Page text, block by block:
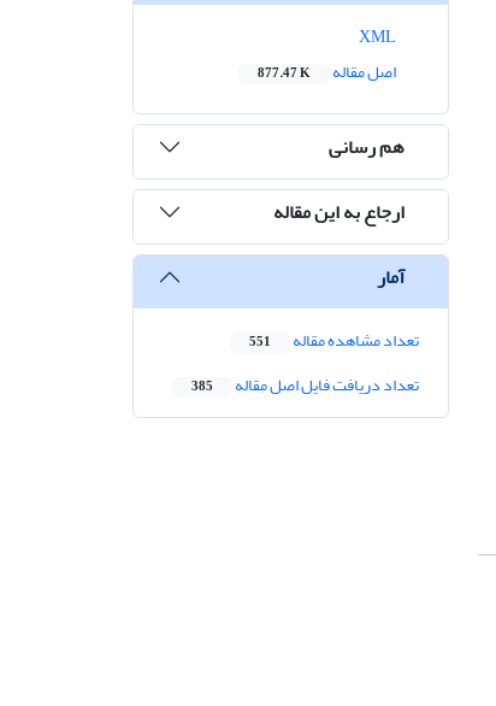
اصل مقاله
877.47 K
هم رسانی
ارجاع به این مقاله
آمار
تعداد مشاهده مقاله 551
تعداد دریافت فایل اصل مقاله 385